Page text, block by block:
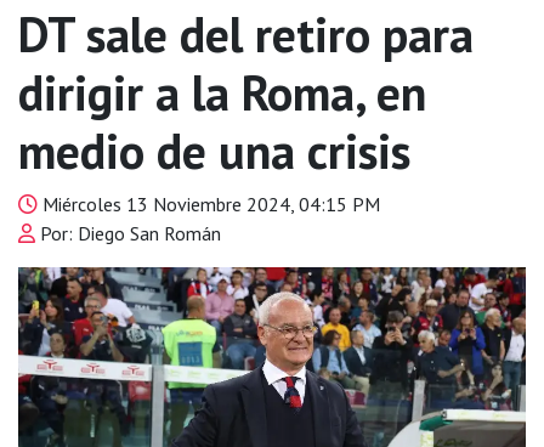
DT sale del retiro para
dirigir a la Roma, en
medio de una crisis
Miércoles 13 Noviembre 2024, 04:15 PM
Por: Diego San Román